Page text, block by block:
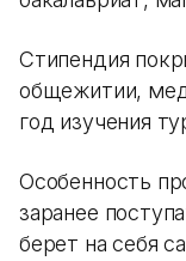
Стипендия
общежитии,
год изучения
Особенность
заранее
берет на себя